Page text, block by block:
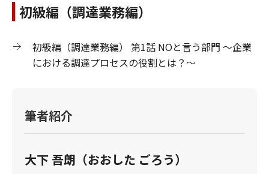
初級編（調達業務編）
初級編（調達業務編） 第1話 NOと言う部門 ～企業
における調達プロセスの役割とは？～
筆者紹介
大下 吾朗（おおした ごろう）